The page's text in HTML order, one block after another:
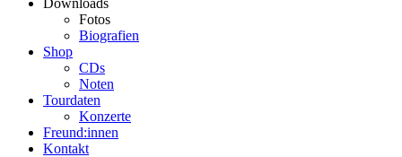
Downloads
Fotos
Biografien
Shop
CDs
Noten
Tourdaten
Konzerte
Freund:innen
Kontakt